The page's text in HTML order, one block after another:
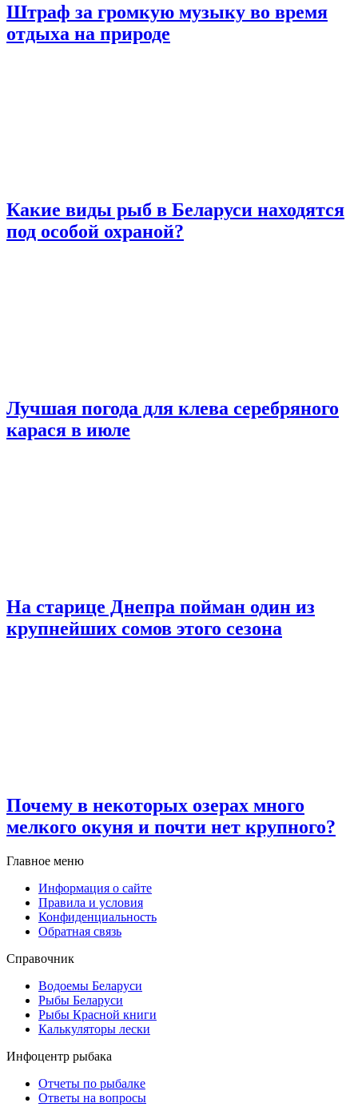
Штраф за громкую музыку во время
отдыха на природе
Какие виды рыб в Беларуси находятся
под особой охраной?
Лучшая погода для клева серебряного
карася в июле
На старице Днепра пойман один из
крупнейших сомов этого сезона
Почему в некоторых озерах много
мелкого окуня и почти нет крупного?
Главное меню
Информация о сайте
Правила и условия
Конфиденциальность
Обратная связь
Справочник
Водоемы Беларуси
Рыбы Беларуси
Рыбы Красной книги
Калькуляторы лески
Инфоцентр рыбака
Отчеты по рыбалке
Ответы на вопросы